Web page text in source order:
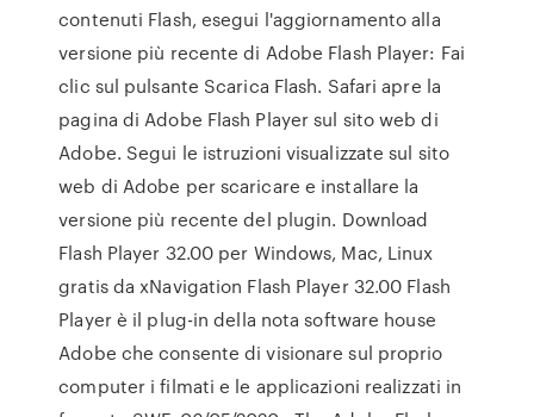
contenuti Flash, esegui l'aggiornamento alla
versione più recente di Adobe Flash Player: Fai
clic sul pulsante Scarica Flash. Safari apre la
pagina di Adobe Flash Player sul sito web di
Adobe. Segui le istruzioni visualizzate sul sito
web di Adobe per scaricare e installare la
versione più recente del plugin. Download
Flash Player 32.00 per Windows, Mac, Linux
gratis da xNavigation Flash Player 32.00 Flash
Player è il plug-in della nota software house
Adobe che consente di visionare sul proprio
computer i filmati e le applicazioni realizzati in